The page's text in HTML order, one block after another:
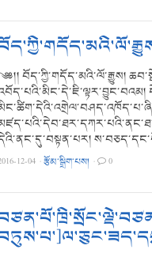
བོད་ཀྱི་གདོད་མའི་ལོ་རྒྱུས།
12-04 ·རྩོམ་སྒྲིག་པས། · 0